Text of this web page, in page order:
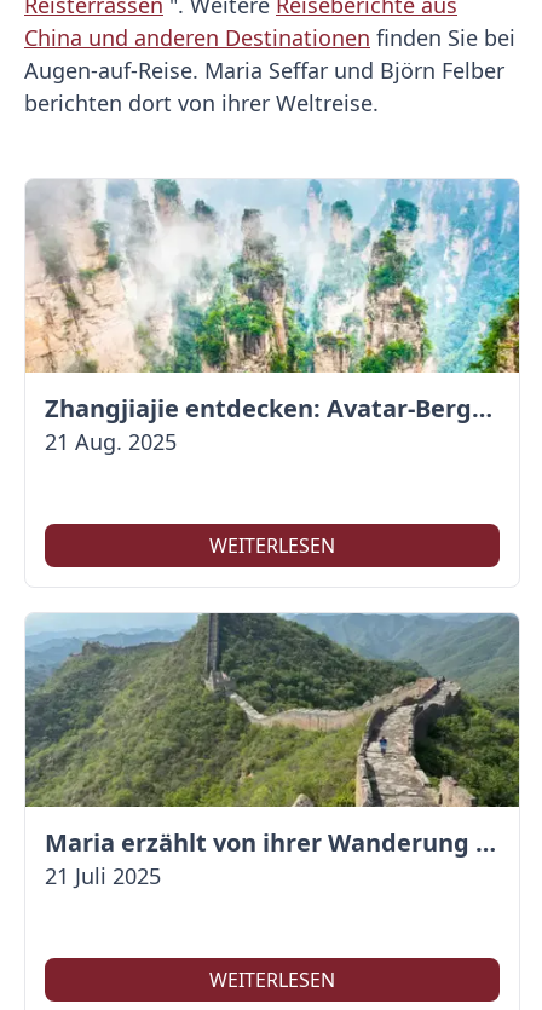
China und anderen Destinationen finden Sie bei
Augen-auf-Reise. Maria Seffar und Björn Felber
berichten dort von ihrer Weltreise.
Zhangjiajie entdecken: Avatar-Berge & Altstadt von Fenghuang
21 Aug. 2025
WEITERLESEN
Maria erzählt von ihrer Wanderung auf der Großen Mauer
21 Juli 2025
WEITERLESEN